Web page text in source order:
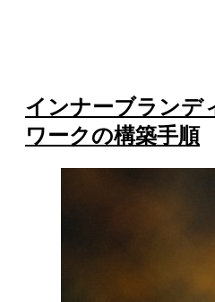
インナーブランデ
ワークの構築手順